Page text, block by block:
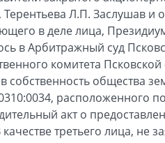
Л.П. Заслушав и
в деле лица,
в Арбитражный суд
комитета
собственность общества
расположенного
акт о
третьего лица, не